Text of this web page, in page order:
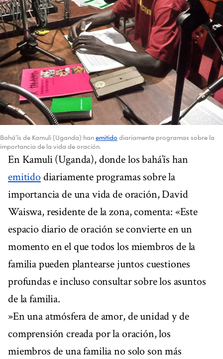
Bahá’ís de Kamuli (Uganda) hanemitido diariamente programas sobre la
importancia de la vida de oración.
En Kamuli (Uganda), donde los bahá’ís han
emitidodiariamente programas sobre la
importancia de una vida de oración, David
Waiswa, residente de la zona, comenta: «Este
espacio diario de oración se convierte en un
momento en el que todos los miembros de la
familia pueden plantearse juntos cuestiones
profundas e incluso consultar sobre los asuntos
de la familia.
»En una atmósfera de amor, de unidad y de
comprensión creada por la oración, los
miembros de una familia no solo son más